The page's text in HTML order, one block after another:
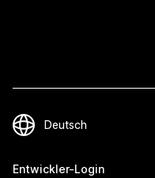
Entwickler-Login